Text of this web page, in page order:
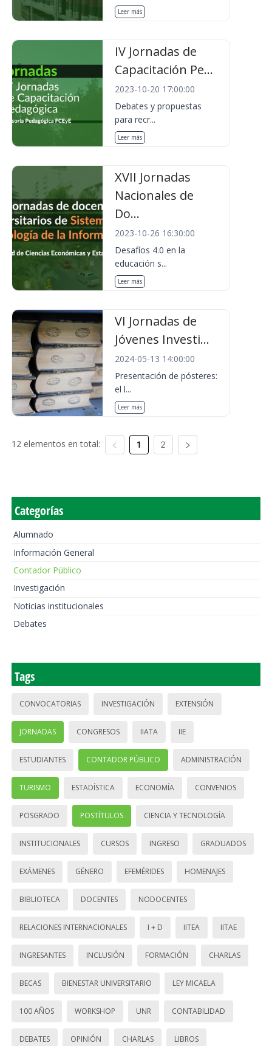
Leer más
IV Jornadas de
Capacitación Pe...
2023-10-20 17:00:00
Debates y propuestas
para recr...
Leer más
XVII Jornadas
Nacionales de
Do...
2023-10-26 16:30:00
Desafíos 4.0 en la
educación s...
Leer más
VI Jornadas de
Jóvenes Investi...
2024-05-13 14:00:00
Presentación de pósteres:
el l...
Leer más
12 elementos en total: 1 2
Categorías
Alumnado
Información General
Contador Público
Investigación
Noticias institucionales
Debates
Tags
CONVOCATORIAS INVESTIGACIÓN EXTENSIÓN
JORNADAS CONGRESOS IIATA IIE
ESTUDIANTES CONTADOR PÚBLICO ADMINISTRACIÓN
TURISMO ESTADÍSTICA ECONOMÍA CONVENIOS
POSGRADO POSTÍTULOS CIENCIA Y TECNOLOGÍA
INSTITUCIONALES CURSOS INGRESO GRADUADOS
EXÁMENES GÉNERO EFEMÉRIDES HOMENAJES
BIBLIOTECA DOCENTES NODOCENTES
RELACIONES INTERNACIONALES I + D IITEA IITAE
INGRESANTES INCLUSIÓN FORMACIÓN CHARLAS
BECAS BIENESTAR UNIVERSITARIO LEY MICAELA
100 AÑOS WORKSHOP UNR CONTABILIDAD
DEBATES OPINIÓN CHARLAS LIBROS